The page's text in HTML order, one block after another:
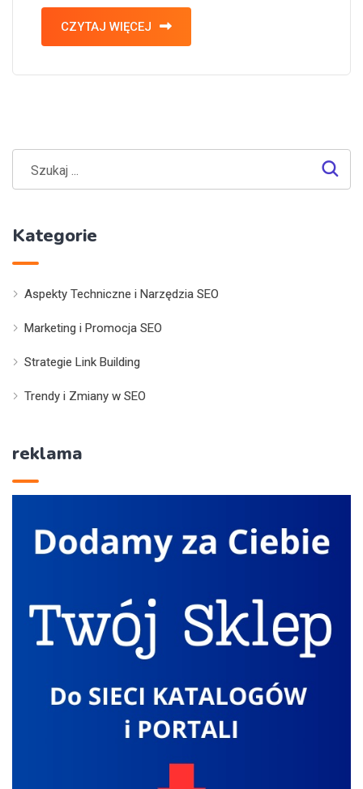
CZYTAJ WIĘCEJ
Kategorie
Aspekty Techniczne i Narzędzia SEO
Marketing i Promocja SEO
Strategie Link Building
Trendy i Zmiany w SEO
reklama